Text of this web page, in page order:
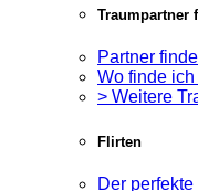
Traumpartner
Partner
Wo finde
> Weitere
Flirten
Der perfekte